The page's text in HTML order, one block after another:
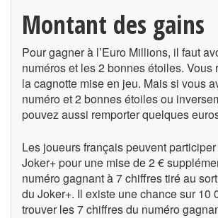
Montant des gains
Pour gagner à l’Euro Millions, il faut
numéros et les 2 bonnes étoiles. Vous
la cagnotte mise en jeu. Mais si vous
numéro et 2 bonnes étoiles ou
pouvez aussi remporter quelques
Les joueurs français peuvent
Joker+ pour une mise de 2 €
numéro gagnant à 7 chiffres tiré au
du Joker+. Il existe une chance sur 10
trouver les 7 chiffres du numéro